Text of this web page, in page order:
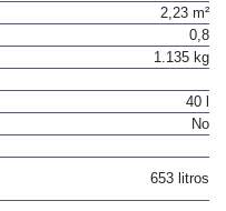
2,23 m²
0,8
1.135 kg
40 l
No
653 litros